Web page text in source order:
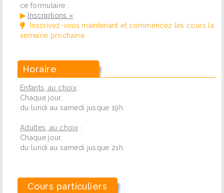
ce formulaire :
▶ Inscriptions »
Inscrivez-vous maintenant et commencez les cours la
semaine prochaine.
Horaire
Enfants, au choix:
Chaque jour,
du lundi au samedi jusque 19h.
Adultes, au choix:
Chaque jour,
du lundi au samedi jusque 21h.
Cours particuliers